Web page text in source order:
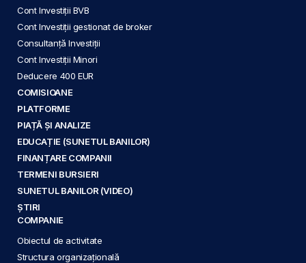
Cont Investiții BVB
Cont Investiții gestionat de broker
Consultanță Investiții
Cont Investiții Minori
Deducere 400 EUR
COMISIOANE
PLATFORME
PIAȚĂ ȘI ANALIZE
EDUCAȚIE (SUNETUL BANILOR)
FINANȚARE COMPANII
TERMENI BURSIERI
SUNETUL BANILOR (VIDEO)
ȘTIRI
COMPANIE
Obiectul de activitate
Structura organizațională